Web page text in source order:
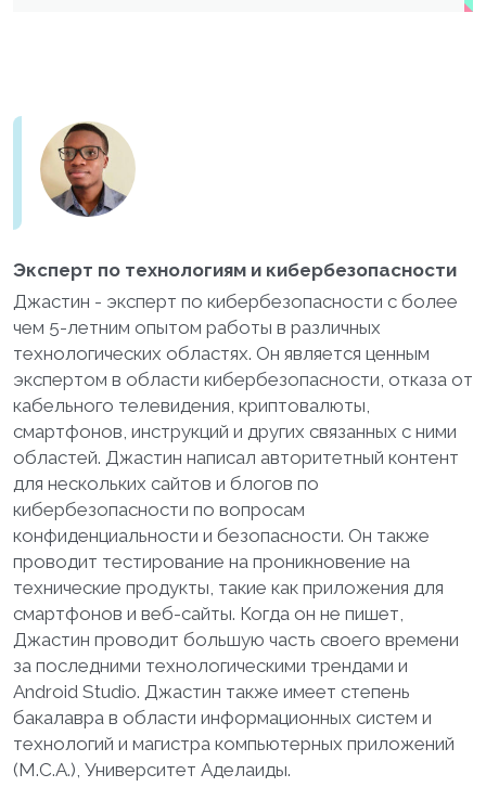
Эксперт по технологиям и кибербезопасности
Джастин - эксперт по кибербезопасности с более
чем 5-летним опытом работы в различных
технологических областях. Он является ценным
экспертом в области кибербезопасности, отказа от
кабельного телевидения, криптовалюты,
смартфонов, инструкций и других связанных с ними
областей. Джастин написал авторитетный контент
для нескольких сайтов и блогов по
кибербезопасности по вопросам
конфиденциальности и безопасности. Он также
проводит тестирование на проникновение на
технические продукты, такие как приложения для
смартфонов и веб-сайты. Когда он не пишет,
Джастин проводит большую часть своего времени
за последними технологическими трендами и
Android Studio. Джастин также имеет степень
бакалавра в области информационных систем и
технологий и магистра компьютерных приложений
(M.C.A.), Университет Аделаиды.